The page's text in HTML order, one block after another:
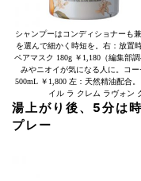
シャンプーはコンディショナーも
を選んで細かく時短を。右：放置
ペアマスク 180g ￥1,180（編集部
みやニオイが気になる人に。コ
500mL ￥1,800 左：天然精油配合
イル ラ クレム ラヴォン
湯上がり後、5分は
プレー